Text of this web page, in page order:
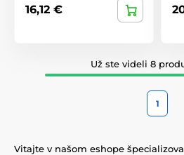
16,12 €
Už ste videli 8
1
Vitajte v našom eshope